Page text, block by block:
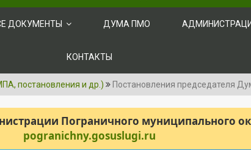
ДОКУМЕНТЫ ДУМА ПМО
КОНТАКТЫ
постановления и др.) Постановления председателя
Пограничного муниципального
pogranichny.gosuslugi.ru